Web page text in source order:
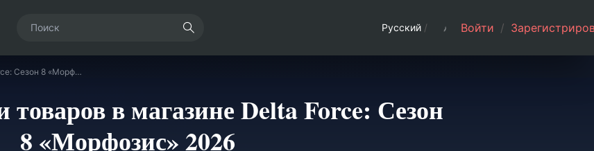
Русский / Войти /
Гайд по ценности товаров в магазине Delta Force: Сезон 8 «Морфозис» 2026
товаров в магазине Delta Force: Сезон
8 «Морфозис» 2026